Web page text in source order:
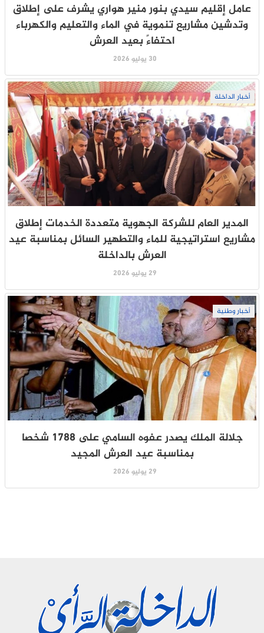
عامل إقليم سيدي بنور منير هواري يشرف على إطلاق
وتدشين مشاريع تنموية في الماء والتعليم والكهرباء
احتفاءً بعيد العرش
30 يوليو 2026
أخبار الداخلة
المدير العام للشركة الجهوية متعددة الخدمات إطلاق
مشاريع استراتيجية للماء والتطهير السائل بمناسبة عيد
العرش بالداخلة
29 يوليو 2026
أخبار وطنية
جلالة الملك يصدر عفوه السامي على 1788 شخصا
بمناسبة عيد العرش المجيد
29 يوليو 2026